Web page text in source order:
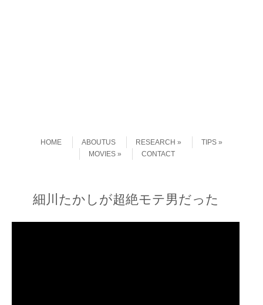
MenuHOME
ABOUTUS RESEARCH
TIPS
MOVIES
CONTACT
細川たかしが超絶モテ男だった